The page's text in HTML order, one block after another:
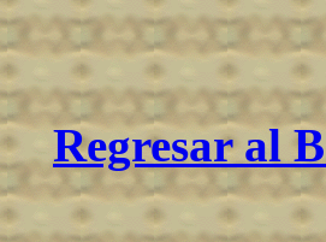
Regresar al